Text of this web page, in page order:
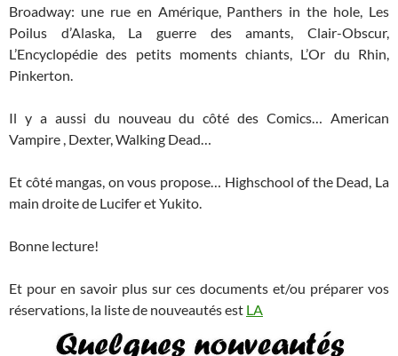
Broadway: une rue en Amérique, Panthers in the hole, Les
Poilus d’Alaska, La guerre des amants, Clair-Obscur,
L’Encyclopédie des petits moments chiants, L’Or du Rhin,
Pinkerton.
Il y a aussi du nouveau du côté des Comics… American
Vampire , Dexter, Walking Dead…
Et côté mangas, on vous propose… Highschool of the Dead, La
main droite de Lucifer et Yukito.
Bonne lecture!
Et pour en savoir plus sur ces documents et/ou préparer vos
réservations, la liste de nouveautés est LA